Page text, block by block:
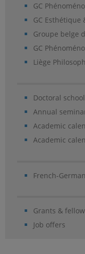
GC
GC
Groupe belge
GC
Liège
Doctoral school
Annual
Academic
Academic
French-
Grants &
Job offers